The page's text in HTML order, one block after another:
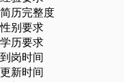
简历完整度
性别要求
学历要求
到岗时间
更新时间